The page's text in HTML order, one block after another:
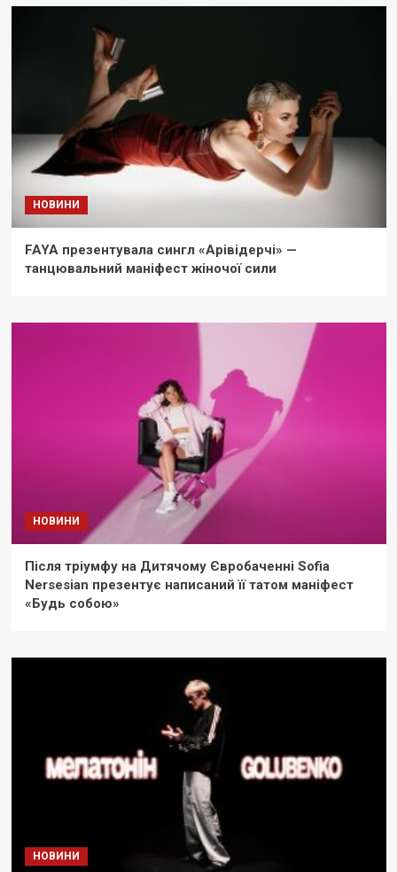
НОВИНИ
FAYA презентувала сингл «Арівідерчі» —
танцювальний маніфест жіночої сили
НОВИНИ
Після тріумфу на Дитячому Євробаченні Sofia
Nersesian презентує написаний її татом маніфест
«Будь собою»
НОВИНИ